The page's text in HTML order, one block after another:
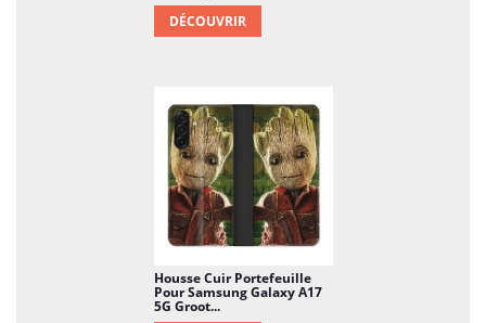
DÉCOUVRIR
Housse Cuir Portefeuille
Pour Samsung Galaxy A17
5G Groot...